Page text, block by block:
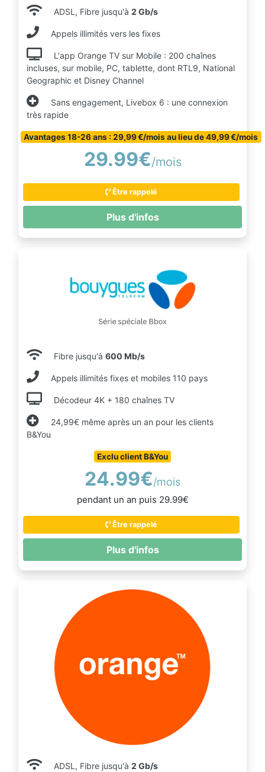
ADSL, Fibre jusqu'à 2 Gb/s
Appels illimités vers les fixes
L'app Orange TV sur Mobile : 200 chaînes
incluses, sur mobile, PC, tablette, dont RTL9, National
Geographic et Disney Channel
Sans engagement, Livebox 6 : une connexion
très rapide
Avantages 18-26 ans : 29,99 €/mois au lieu de 49,99 €/mois
29.99€/mois
Être rappelé
Plus d'infos
Fibre jusqu'à 600 Mb/s
Appels illimités fixes et mobiles 110 pays
Décodeur 4K + 180 chaînes TV
24,99€ même après un an pour les clients
B&You
Exclu client B&You
24.99€/mois
pendant un an puis 29.99€
Être rappelé
Plus d'infos
ADSL, Fibre jusqu'à 2 Gb/s